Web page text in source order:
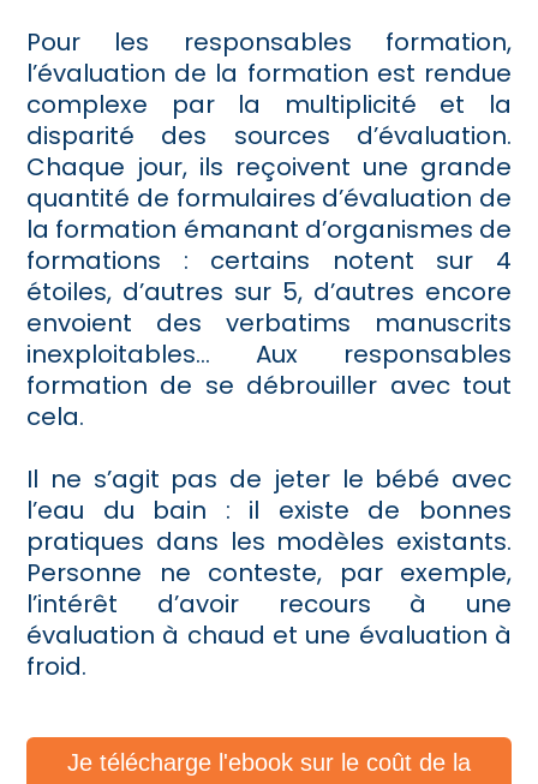
Pour les responsables formation,
l’évaluation de la formation est rendue
complexe par la multiplicité et la
disparité des sources d’évaluation.
Chaque jour, ils reçoivent une grande
quantité de formulaires d’évaluation de
la formation émanant d’organismes de
formations : certains notent sur 4
étoiles, d’autres sur 5, d’autres encore
envoient des verbatims manuscrits
inexploitables… Aux responsables
formation de se débrouiller avec tout
cela.
Il ne s’agit pas de jeter le bébé avec
l’eau du bain : il existe de bonnes
pratiques dans les modèles existants.
Personne ne conteste, par exemple,
l’intérêt d’avoir recours à une
évaluation à chaud et une évaluation à
froid.
Je télécharge l'ebook sur le coût de la